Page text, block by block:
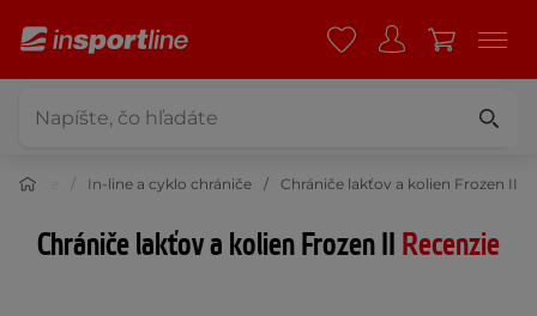
In-line a cyklo chrániče Chrániče lakťov a kolien Frozen II
Chrániče lakťov a kolien Frozen II Recenzie